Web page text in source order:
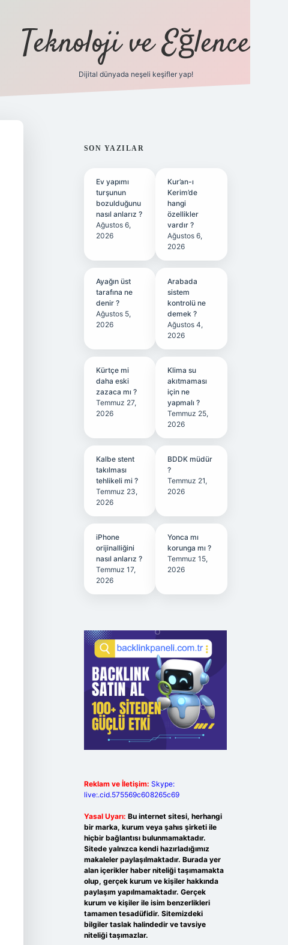
Teknoloji ve Eğlence
Dijital dünyada neşeli keşifler yap!
SIDEBAR
SON YAZILAR
Ev yapımı
turşunun
bozulduğunu
nasıl anlarız ?
Ağustos 6,
2026
Kur’an-ı
Kerim’de
hangi
özellikler
vardır ?
Ağustos 6,
2026
Ayağın üst
tarafına ne
denir ?
Ağustos 5,
2026
Arabada
sistem
kontrolü ne
demek ?
Ağustos 4,
2026
Kürtçe mi
daha eski
zazaca mı ?
Temmuz 27,
2026
Klima su
akıtmaması
için ne
yapmalı ?
Temmuz 25,
2026
Kalbe stent
takılması
tehlikeli mi ?
Temmuz 23,
2026
BDDK müdür
?
Temmuz 21,
2026
iPhone
orijinalliğini
nasıl anlarız ?
Temmuz 17,
2026
Yonca mı
korunga mı ?
Temmuz 15,
2026
Reklam ve İletişim: Skype:
live:.cid.575569c608265c69
Yasal Uyarı: Bu internet sitesi, herhangi
bir marka, kurum veya şahıs şirketi ile
hiçbir bağlantısı bulunmamaktadır.
Sitede yalnızca kendi hazırladığımız
makaleler paylaşılmaktadır. Burada yer
alan içerikler haber niteliği taşımamakta
olup, gerçek kurum ve kişiler hakkında
paylaşım yapılmamaktadır. Gerçek
kurum ve kişiler ile isim benzerlikleri
tamamen tesadüfidir. Sitemizdeki
bilgiler taslak halindedir ve tavsiye
niteliği taşımazlar.